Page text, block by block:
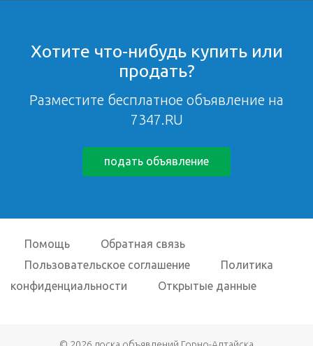
Хотите что-нибудь купить или
продать?
Разместите бесплатное объявление на
7347.RU
подать объявление
Помощь
Обратная связь
Пользовательское соглашение
Политика
конфиденциальности
Открытые данные